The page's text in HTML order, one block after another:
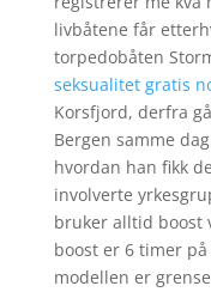
livbåtene får
torpedobåten
seksualitet gratis
Korsfjord, derfra
Bergen samme
hvordan han fikk
involverte
bruker alltid boost
boost er 6 timer
modellen er